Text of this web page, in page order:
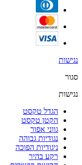
נגישות
סגור
נגישות
הגדל טקסט
הקטן טקסט
גווני אפור
נגודיות גבוהה
ניגודיות הפוכה
רקע בהיר